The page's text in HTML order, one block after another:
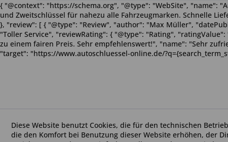
Diese Website benutzt Cookies, die für den technischen
die den Komfort bei Benutzung dieser Website erhöhen, der
{ "@context": "https://schema.org", "@type": "WebSite", "name":
und Zweitschlüssel für nahezu alle Fahrzeugmarken. Schnelle
}, "review": [ { "@type": "Review", "author": "Max Müller",
"Toller Service", "reviewRating": { "@type": "Rating",
zu einem fairen Preis. Sehr empfehlenswert!", "name": "Sehr
"target": "https://www.autoschluessel-online.de/